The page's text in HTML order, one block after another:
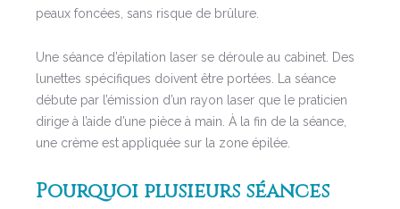
peaux foncées, sans risque de brûlure.
Une séance d’épilation laser se déroule au cabinet. Des
lunettes spécifiques doivent être portées. La séance
débute par l’émission d’un rayon laser que le praticien
dirige à l’aide d’une pièce à main. À la fin de la séance,
une crème est appliquée sur la zone épilée.
Pourquoi plusieurs séances